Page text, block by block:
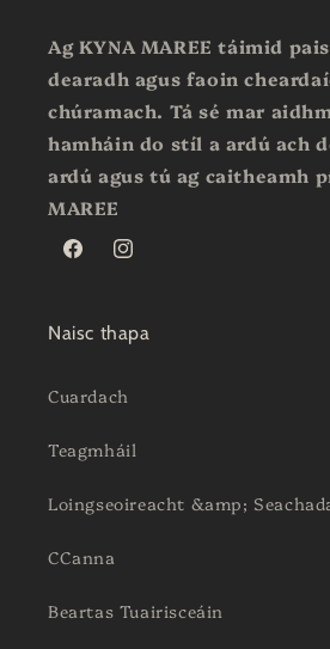
Ag KYNA MAREE táimid
dearadh agus faoin
chúramach. Tá sé mar
hamháin do stíl a ardú ach
ardú agus tú ag caitheamh
MAREE
FacebookInstagram
Naisc thapa
Cuardach
Teagmháil
Loingseoireacht &amp;
CCanna
Beartas Tuairisceáin